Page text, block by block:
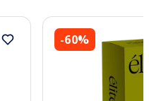
-60%